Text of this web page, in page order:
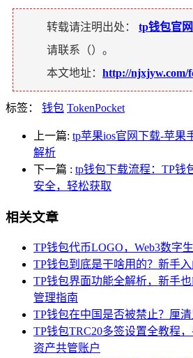
转载请注明出处： tp钱包官
请联系（）。
本文地址： http://njxjyw.com/
标签： 钱包 TokenPocket
上一篇: tp苹果ios官网下载-苹果
解析
下一篇 : tp钱包下载流程：TP钱
安全，轻松获取
相关文章
TP钱包代币LOGO，Web3数字
TP钱包到底是干啥用的？新手
TP钱包界面功能全解析，新手
管理指南
TP钱包在中国是否被禁止？厘
TP钱包TRC20多签设置全教程
资产共管账户